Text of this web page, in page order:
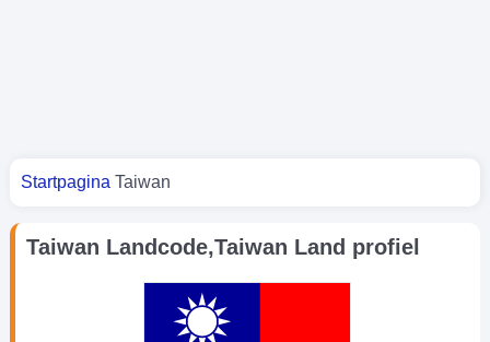
Je bent hier
Startpagina Taiwan
Taiwan Landcode,Taiwan Land profiel